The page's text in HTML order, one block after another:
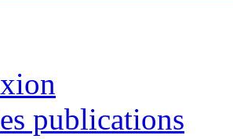
publications